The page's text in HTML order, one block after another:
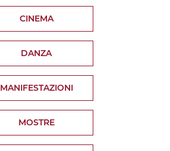
CINEMA
DANZA
MANIFESTAZIONI
MOSTRE